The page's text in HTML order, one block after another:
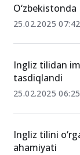
25.02.2025 07:42
Ingliz tilidan
tasdiqlandi
25.02.2025 06:25
Ingliz tilini
ahamiyati